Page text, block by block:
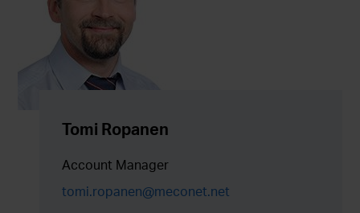
Tomi Ropanen
Account Manager
tomi.ropanen@meconet.net